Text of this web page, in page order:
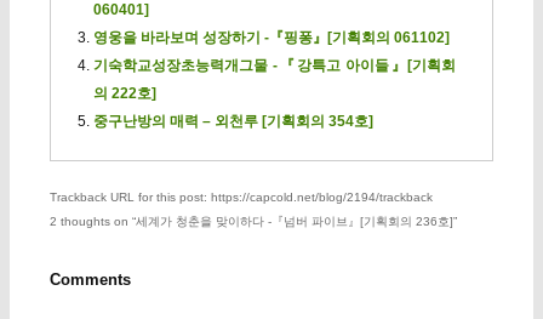
060401]
영웅을 바라보며 성장하기 -『핑퐁』[기획회의 061102]
기숙학교성장초능력개그물 -『강특고 아이들』[기획회
의 222호]
중구난방의 매력 – 외천루 [기획회의 354호]
Trackback URL for this post: https://capcold.net/blog/2194/trackback
2 thoughts on “세계가 청춘을 맞이하다 -『넘버 파이브』[기획회의 236호]”
Comments